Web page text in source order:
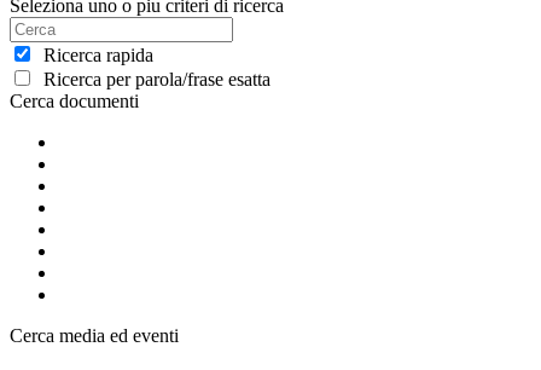
Seleziona uno o piu criteri di ricerca
Ricerca rapida
Ricerca per parola/frase esatta
Cerca documenti
Cerca media ed eventi